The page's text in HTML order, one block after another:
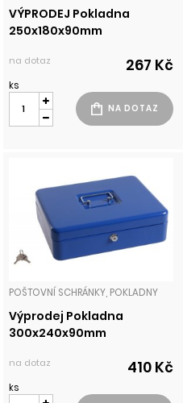
VÝPRODEJ Pokladna
250x180x90mm
na dotaz 267 Kč
ks
POŠTOVNÍ SCHRÁNKY, POKLADNY
Výprodej Pokladna
300x240x90mm
na dotaz 410 Kč
ks